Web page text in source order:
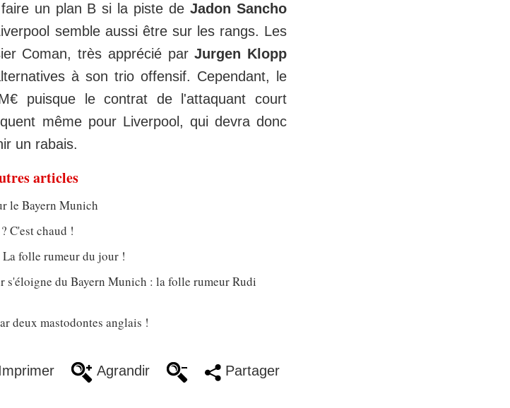
un plan B si la piste de Jadon Sancho
semble aussi être sur les rangs. Les
Coman, très apprécié parJurgen Klopp
à son trio offensif. Cependant, le
puisque le contrat de l'attaquant court
même pour Liverpool, qui devra donc
un rabais.
articles
le Bayern Munich
C'est chaud !
folle rumeur du jour !
s'éloigne du Bayern Munich : la folle rumeur Rudi
deux mastodontes anglais !
Agrandir Partager